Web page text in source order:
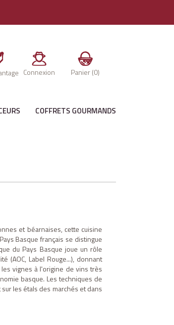
Connexion Panier(0)
COFFRETS GOURMANDS
et béarnaises, cette cuisine
Basque français se distingue
du Pays Basque joue un rôle
Label Rouge...), donnant
vignes à l'origine de vins très
basque. Les techniques de
les étals des marchés et dans